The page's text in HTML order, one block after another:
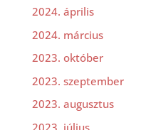
2024. április
2024. március
2023. október
2023. szeptember
2023. augusztus
2023. július